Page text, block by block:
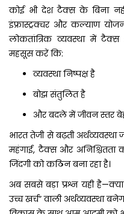
कोई भी देश टैक्स के बिना
इंफ्रास्ट्रक्चर और कल्याण
लोकतांत्रिक व्यवस्था में
महसूस करें कि:
व्यवस्था निष्पक्ष है
बोझ संतुलित है
और बदले में जीवन स्तर
भारत तेजी से बढ़ती
महंगाई, टैक्स और अनिश्चितता
जिंदगी को कठिन बना रहा है।
अब सबसे बड़ा प्रश्न यही
उच्च खर्च” वाली अर्थव्यवस्था